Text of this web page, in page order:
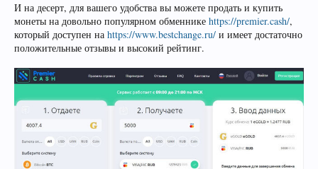
И на десерт, для вашего удобства вы можете продать и купить
монеты на довольно популярном обменнике https://premier.cash/,
который доступен на https://www.bestchange.ru/ и имеет достаточно
положительные отзывы и высокий рейтинг.